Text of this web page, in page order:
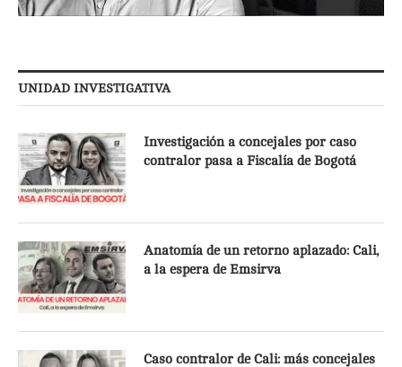
UNIDAD INVESTIGATIVA
Investigación a concejales por caso
contralor pasa a Fiscalía de Bogotá
Anatomía de un retorno aplazado: Cali,
a la espera de Emsirva
Caso contralor de Cali: más concejales